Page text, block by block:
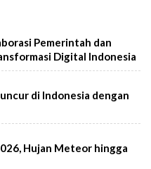
Pemerintah dan
Digital Indonesia
di Indonesia dengan
Hujan Meteor hingga